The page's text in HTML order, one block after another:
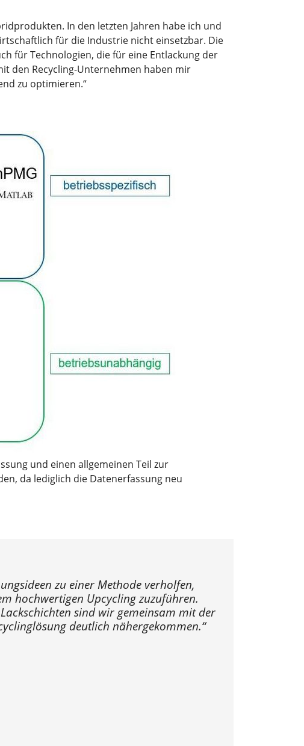
In den letzten Jahren habe ich und
für die Industrie nicht einsetzbar. Die
für Technologien, die für eine Entlackung der
den Recycling-Unternehmen haben mir
zu optimieren.“
und einen allgemeinen Teil zur
da lediglich die Datenerfassung neu
zu einer Methode verholfen,
hochwertigen Upcycling zuzuführen.
sind wir gemeinsam mit der
deutlich nähergekommen.“